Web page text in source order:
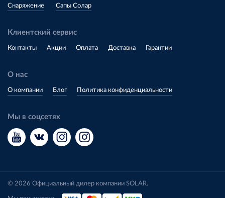
Снаряжение Сапы Солар
Клиентский сервис
Контакты Акции Оплата Доставка Гарантии
О нас
О компании Блог Политика конфиденциальности
Мы в соцсетях
© 2026 Официальный дилер компании SOLAR.